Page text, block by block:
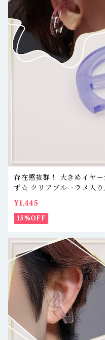
存在感抜群！ 大きめイヤ
ず☆ クリアブルーラメ入り
¥1,445
15%OFF